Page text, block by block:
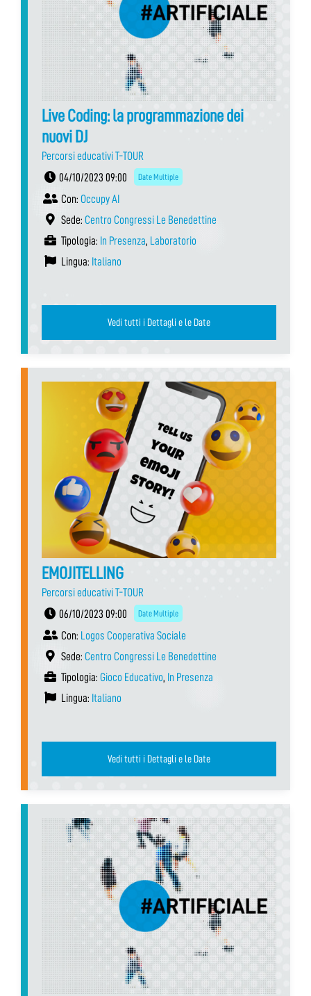
Live Coding: la programmazione dei
nuovi DJ
Percorsi educativi T-TOUR
04/10/2023 09:00
Date Multiple
Con: Occupy AI
Sede: Centro Congressi Le Benedettine
Tipologia: In Presenza, Laboratorio
Lingua: Italiano
Vedi tutti i Dettagli e le Date
EMOJITELLING
Percorsi educativi T-TOUR
06/10/2023 09:00
Date Multiple
Con: Logos Cooperativa Sociale
Sede: Centro Congressi Le Benedettine
Tipologia: Gioco Educativo, In Presenza
Lingua: Italiano
Vedi tutti i Dettagli e le Date